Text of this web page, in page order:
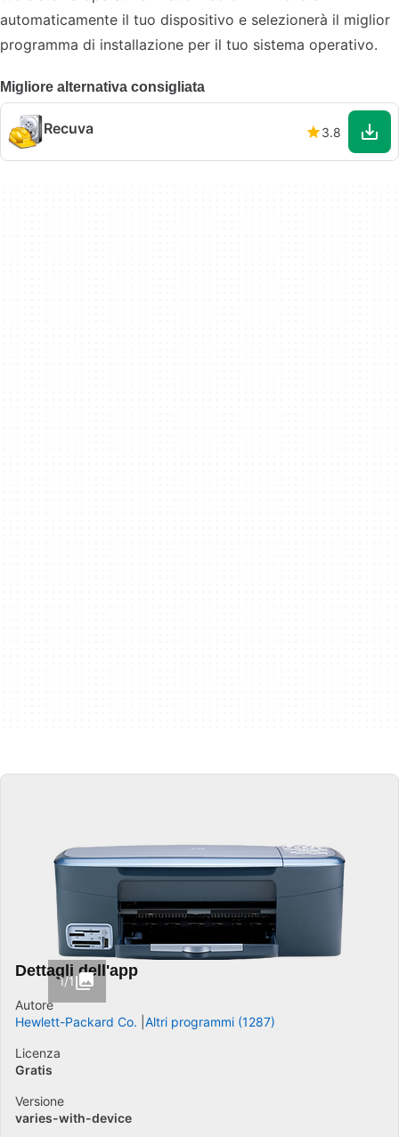
automaticamente il tuo dispositivo e selezionerà il miglior
programma di installazione per il tuo sistema operativo.
Migliore alternativa consigliata
Recuva 3.8
1/1
Dettagli dell'app
Autore
Hewlett-Packard Co. Altri programmi (1287)
Licenza
Gratis
Versione
varies-with-device